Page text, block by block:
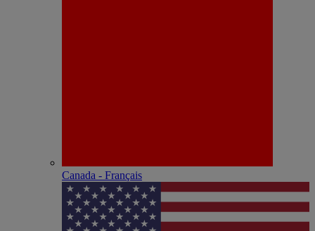
Canada - Français